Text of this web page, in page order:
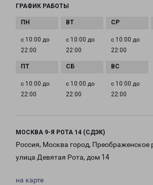
ГРАФИК РАБОТЫ
с 10:00 до
22:00
с 10:00 до
22:00
с 10:00 до
22:00
с 10:00 до
22:00
с 10:00 до
22:00
с 10:00 до
22:00
МОСКВА 9-Я РОТА 14 (СДЭК)
Россия, Москва город, Преображенское
улица Девятая Рота, дом 14
на карте